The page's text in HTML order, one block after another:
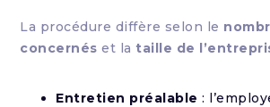
La procédure diffère selon le
concernés et la taille de
Entretien préalable :